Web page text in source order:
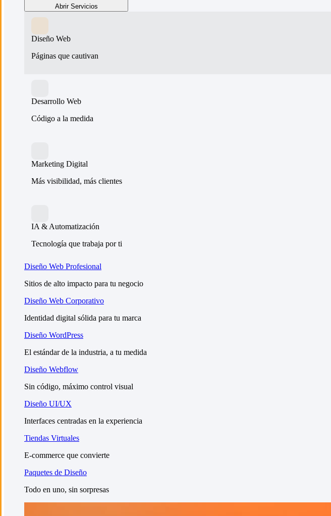
Abrir Servicios
Diseño Web
Páginas que cautivan
Desarrollo Web
Código a la medida
Marketing Digital
Más visibilidad, más clientes
IA & Automatización
Tecnología que trabaja por ti
Diseño Web Profesional
Sitios de alto impacto para tu negocio
Diseño Web Corporativo
Identidad digital sólida para tu marca
Diseño WordPress
El estándar de la industria, a tu medida
Diseño Webflow
Sin código, máximo control visual
Diseño UI/UX
Interfaces centradas en la experiencia
Tiendas Virtuales
E-commerce que convierte
Paquetes de Diseño
Todo en uno, sin sorpresas